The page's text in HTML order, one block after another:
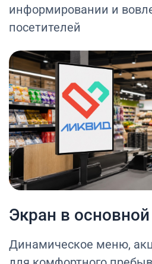
информировании и
посетителей
Экран в
Динамическое меню,